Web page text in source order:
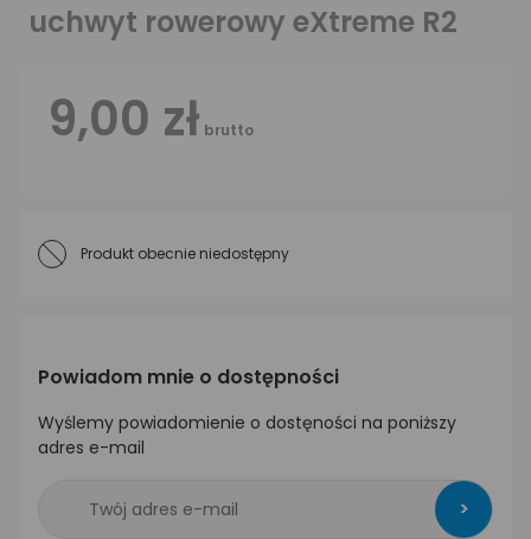
uchwyt rowerowy eXtreme R2
9,00 zł brutto
Produkt obecnie niedostępny
Powiadom mnie o dostępności
Wyślemy powiadomienie o dostęności na poniższy
adres e-mail
>